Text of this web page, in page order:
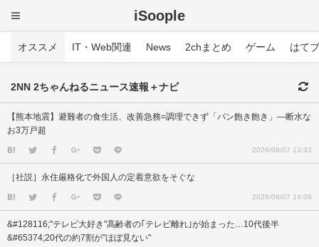
iSoople
オススメ IT・Web関連 News 2chまとめ ゲーム はてブ
2NN 2ちゃんねるニュース速報＋ナビ
【熊本地震】避難者の食生活、改善急務=調理できず「パン飽き飽き」―断水な
お3万戸超
2026/08/07 13:33
［社説］永住厳格化で外国人の定着意欲をそぐな
2026/08/07 14:09
&#128116;"テレビ大好き"高齢者の｢テレビ離れ｣が始まった…10代後半
&#65374;20代の約7割が"ほぼ見ない"